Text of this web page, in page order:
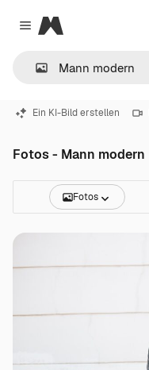
Close menu
Magnific
Ein KI-Bild erstellen
Fotos - Mann modern
Fotos